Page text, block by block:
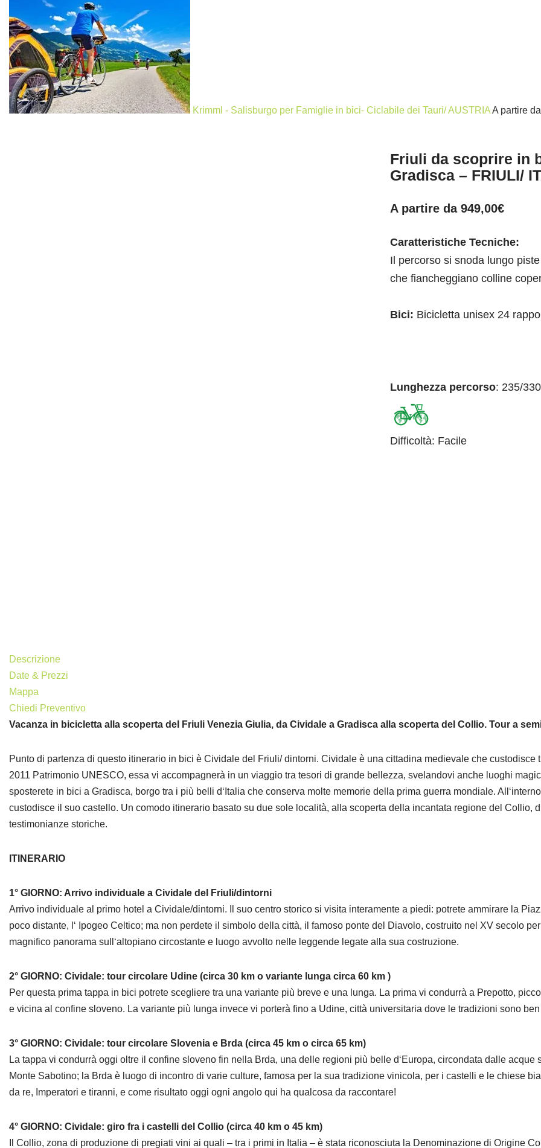
Krimml - Salisburgo per Famiglie in bici- Ciclabile dei Tauri/ AUSTRIAA partire
Friuli da scoprire in
Gradisca – FRIULI/
A partire da 949,00€
Caratteristiche Tecniche:
Il percorso si snoda lungo
che fiancheggiano colline
Bici: Bicicletta unisex 24
Lunghezza percorso: 235/
Difficoltà: Facile
Descrizione
Date & Prezzi
Mappa
Chiedi Preventivo
Vacanza in bicicletta alla scoperta del Friuli Venezia Giulia, da Cividale a Gradisca alla scoperta del Collio. Tour a
Punto di partenza di questo itinerario in bici è Cividale del Friuli/ dintorni. Cividale è una cittadina medievale che
2011 Patrimonio UNESCO, essa vi accompagnerà in un viaggio tra tesori di grande bellezza, svelandovi anche luoghi
sposterete in bici a Gradisca, borgo tra i più belli d‘Italia che conserva molte memorie della prima guerra mondiale.
custodisce il suo castello. Un comodo itinerario basato su due sole località, alla scoperta della incantata regione del Collio,
testimonianze storiche.
ITINERARIO
1° GIORNO: Arrivo individuale a Cividale del Friuli/dintorni
Arrivo individuale al primo hotel a Cividale/dintorni. Il suo centro storico si visita interamente a piedi: potrete ammirare la
poco distante, l‘ Ipogeo Celtico; ma non perdete il simbolo della città, il famoso ponte del Diavolo, costruito nel XV secolo
magnifico panorama sull‘altopiano circostante e luogo avvolto nelle leggende legate alla sua costruzione.
2° GIORNO: Cividale: tour circolare Udine (circa 30 km o variante lunga circa 60 km )
Per questa prima tappa in bici potrete scegliere tra una variante più breve e una lunga. La prima vi condurrà a Prepotto,
e vicina al confine sloveno. La variante più lunga invece vi porterà fino a Udine, città universitaria dove le tradizioni sono
3° GIORNO: Cividale: tour circolare Slovenia e Brda (circa 45 km o circa 65 km)
La tappa vi condurrà oggi oltre il confine sloveno fin nella Brda, una delle regioni più belle d‘Europa, circondata dalle
Monte Sabotino; la Brda è luogo di incontro di varie culture, famosa per la sua tradizione vinicola, per i castelli e le chiese
da re, Imperatori e tiranni, e come risultato oggi ogni angolo qui ha qualcosa da raccontare!
4° GIORNO: Cividale: giro fra i castelli del Collio (circa 40 km o 45 km)
Il Collio, zona di produzione di pregiati vini ai quali – tra i primi in Italia – è stata riconosciuta la Denominazione di Origine